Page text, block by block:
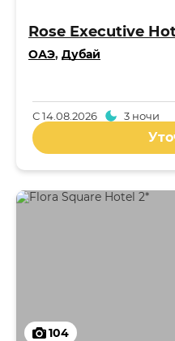
Rose Executive
ОАЭ, Дубай
С14.08.2026 3 ночи
104